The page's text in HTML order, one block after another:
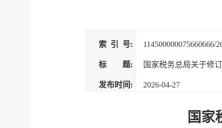
索 引 号: 114500000075660666/
标 题: 国家税务总局关于修
发布时间: 2026-04-27
国家